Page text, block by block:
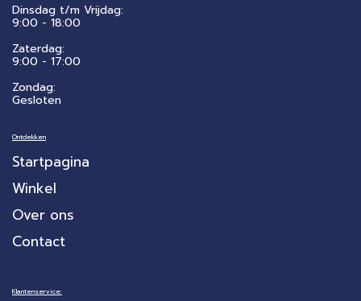
Dinsdag t/m Vrijdag:
9:00 - 18:00
Zaterdag:
​9:00 - 17:00
Zondag:
Gesloten
Ontdekken
Startpagina
Winkel
Over ons
Contact
Klantenservice: